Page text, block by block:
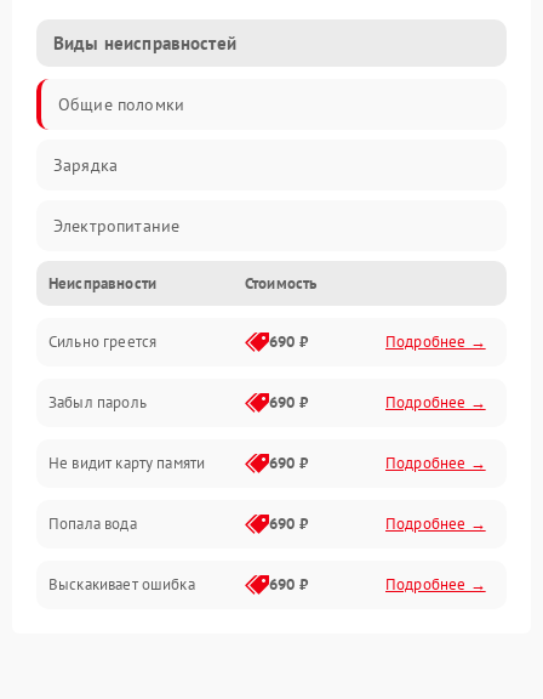
Виды неисправностей
Общие поломки
Зарядка
Электропитание
Экран и изображение
Дисплей
Экран (дисплей)
Связь
Разговор (микрофон, динамик)
Перегрев и нестабильная работа
Неисправности Стоимость
Сильно греется 690 ₽ Подробнее →
Забыл пароль 690 ₽ Подробнее →
Не видит карту памяти 690 ₽ Подробнее →
Попала вода 690 ₽ Подробнее →
Выскакивает ошибка 690 ₽ Подробнее →